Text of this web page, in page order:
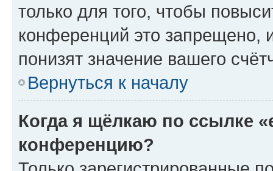
только для того, чтобы
конференций это запрещено,
понизят значение вашего
Вернуться к началу
Когда я щёлкаю по ссылке
конференцию?